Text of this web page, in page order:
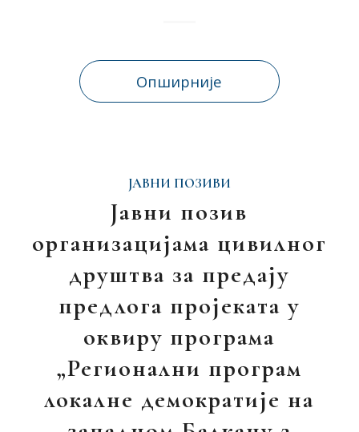
Опширније
ЈАВНИ ПОЗИВИ
Јавни позив
организацијама цивилног
друштва за предају
предлога пројеката у
оквиру програма
„Регионални програм
локалне демократије на